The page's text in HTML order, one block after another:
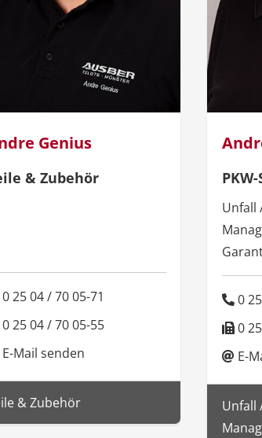
Genius
& Zubehör
0 25 04 / 70 05-71
0 25 04 / 70 05-55
E-Mail senden
& Zubehör
Unfall
0
0
E-
Unfall